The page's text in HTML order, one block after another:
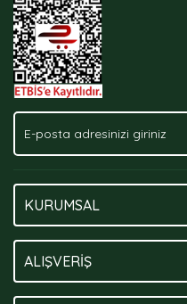
Bu ürüne benzer farklı
KURUMSAL
ALIŞVERİŞ